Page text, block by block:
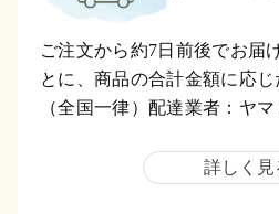
ご注文から約7日前後でお届
とに、商品の合計金額に応じ
（全国一律）配達業者：ヤ
詳しく見